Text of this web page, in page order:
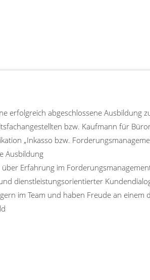
erfolgreich abgeschlossene Ausbildung
bzw. Kaufmann für
„Inkasso bzw.
Ausbildung
über Erfahrung im
dienstleistungsorientierter
im Team und haben Freude an einem